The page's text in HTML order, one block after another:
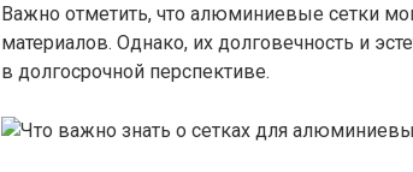
Важно отметить, что алюминиевые сетки
материалов. Однако, их долговечность и
в долгосрочной перспективе.